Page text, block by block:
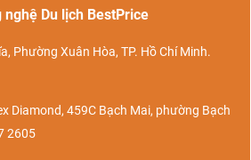
nghệ Du lịch BestPrice
Phường Xuân Hòa, TP. Hồ Chí Minh.
Diamond, 459C Bạch Mai, phường Bạch
2605